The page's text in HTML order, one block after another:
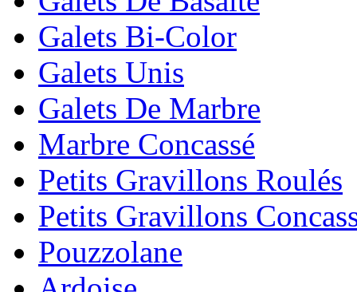
Galets Bi-Color
Galets Unis
Galets De Marbre
Marbre Concassé
Petits Gravillons Roulés
Petits Gravillons
Pouzzolane